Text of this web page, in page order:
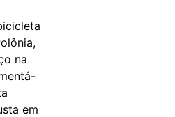
na
em